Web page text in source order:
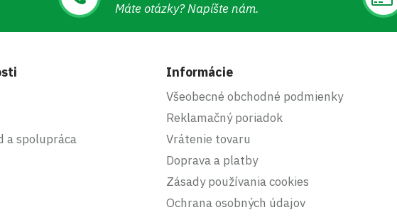
Máte otázky? Napíšte nám.
a spolupráca
Informácie
Všeobecné obchodné podmienky
Reklamačný poriadok
Vrátenie tovaru
Doprava a platby
Zásady používania cookies
Ochrana osobných údajov